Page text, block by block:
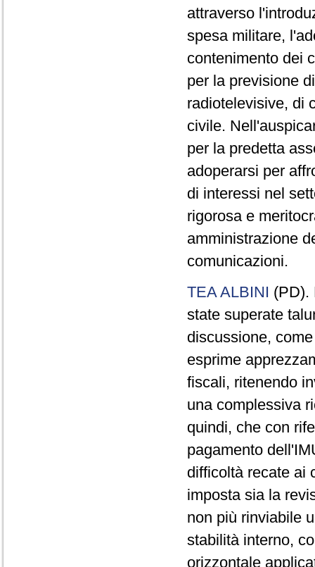
attraverso
spesa militare,
contenimento dei
per la previsione
radiotelevisive, di
civile.
per la predetta
adoperarsi per
di interessi nel
rigorosa e
amministrazione
comunicazioni.
TEA ALBINI (PD).
state superate
discussione,
esprime
fiscali, ritenendo
una complessiva
quindi, che con
pagamento
difficoltà recate ai
imposta sia la
non più rinviabile
stabilità interno,
orizzontale